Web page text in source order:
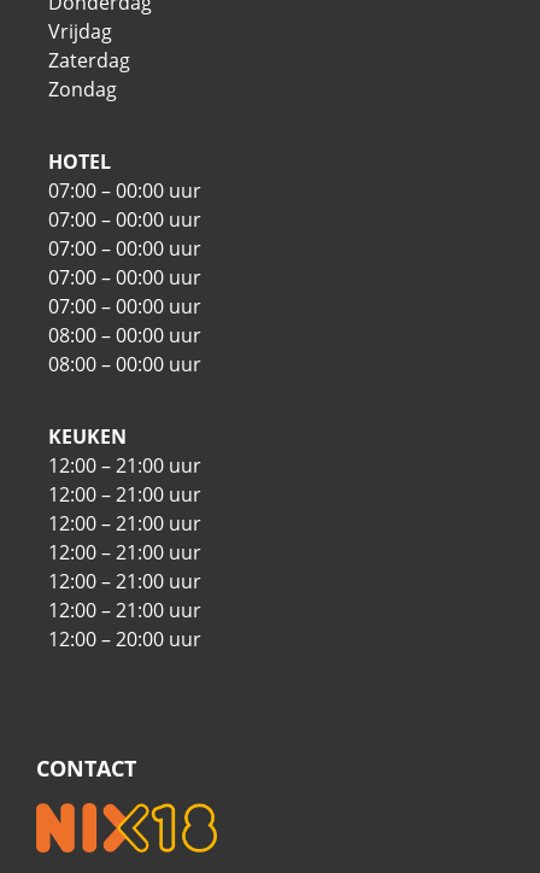
Vrijdag
Zaterdag
Zondag
HOTEL
07:00 – 00:00 uur
07:00 – 00:00 uur
07:00 – 00:00 uur
07:00 – 00:00 uur
07:00 – 00:00 uur
08:00 – 00:00 uur
08:00 – 00:00 uur
KEUKEN
12:00 – 21:00 uur
12:00 – 21:00 uur
12:00 – 21:00 uur
12:00 – 21:00 uur
12:00 – 21:00 uur
12:00 – 21:00 uur
12:00 – 20:00 uur
CONTACT